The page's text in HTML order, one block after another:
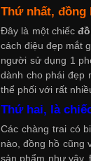
Thứ nhất,đồng
Đây là một chiếc
cách điệu đẹp mắt
người sử dụng 1
dành cho phái đẹp
thể phối với rất
Thứ hai, là
Các chàng trai có
nào, đồng hồ cũng
sản phẩm như vậy.